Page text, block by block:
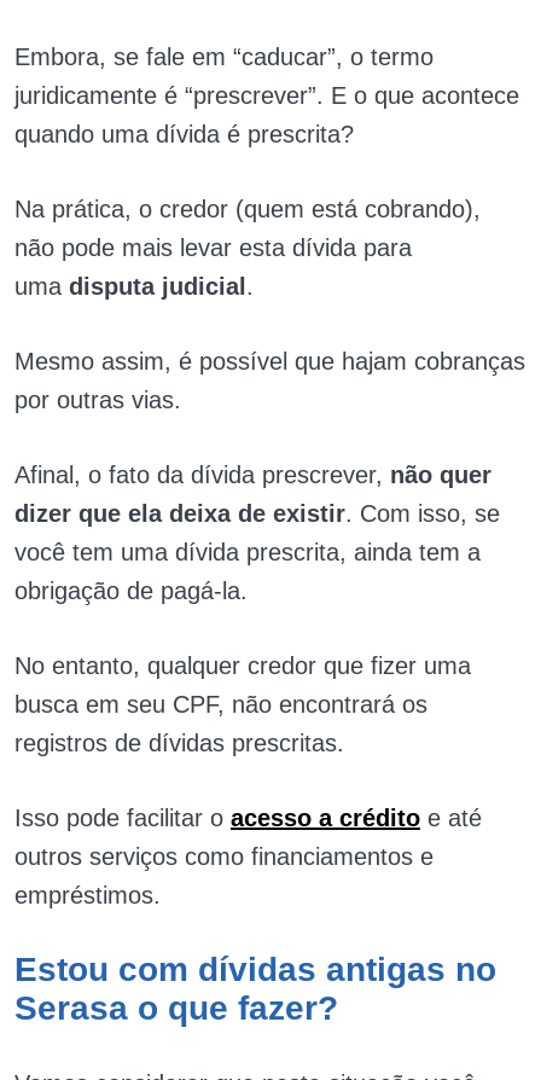
Embora, se fale em “caducar”, o termo
juridicamente é “prescrever”. E o que acontece
quando uma dívida é prescrita?
Na prática, o credor (quem está cobrando),
não pode mais levar esta dívida para
uma disputa judicial.
Mesmo assim, é possível que hajam cobranças
por outras vias.
Afinal, o fato da dívida prescrever, não quer
dizer que ela deixa de existir. Com isso, se
você tem uma dívida prescrita, ainda tem a
obrigação de pagá-la.
No entanto, qualquer credor que fizer uma
busca em seu CPF, não encontrará os
registros de dívidas prescritas.
Isso pode facilitar o acesso a crédito e até
outros serviços como financiamentos e
empréstimos.
Estou com dívidas antigas no
Serasa o que fazer?